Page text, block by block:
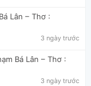
Lân – Thơ :
3 ngày trước
Bá Lân – Thơ :
3 ngày trước